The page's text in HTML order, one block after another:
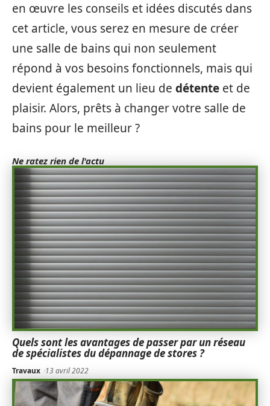
en œuvre les conseils et idées discutés dans
cet article, vous serez en mesure de créer
une salle de bains qui non seulement
répond à vos besoins fonctionnels, mais qui
devient également un lieu de détente et de
plaisir. Alors, prêts à changer votre salle de
bains pour le meilleur ?
Ne ratez rien de l'actu
Quels sont les avantages de passer par un réseau
de spécialistes du dépannage de stores ?
Travaux 13 avril 2022